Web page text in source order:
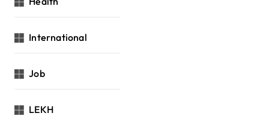
International
Job
LEKH